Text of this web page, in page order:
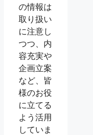
の情報は
取り扱い
に注意し
つつ、内
容充実や
企画立案
など、皆
様のお役
に立てる
よう活用
していま